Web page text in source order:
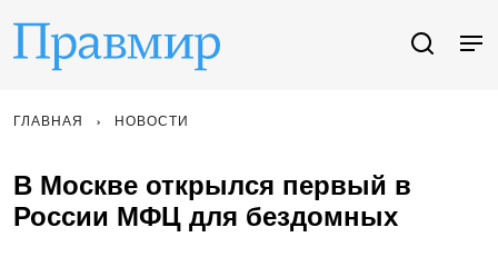
ГЛАВНАЯ НОВОСТИ
В Москве открылся первый в
России МФЦ для бездомных